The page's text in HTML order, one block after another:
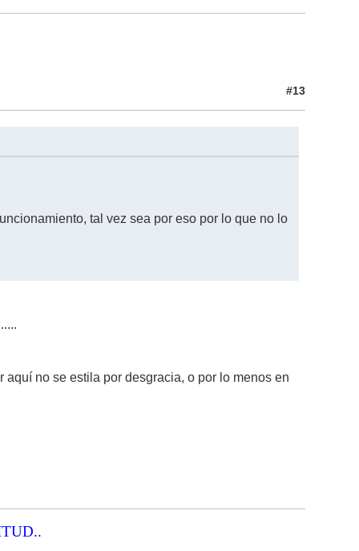
#13
tal vez sea por eso por lo que no lo
no se estila por desgracia, o por lo menos en